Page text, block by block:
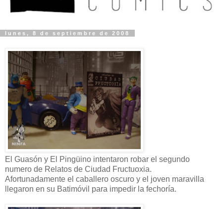
lunes, 8 de septiembre de 2008
El Guasón y El Pingüino intentaron robar el segundo
numero de Relatos de Ciudad Fructuoxia.
Afortunadamente el caballero oscuro y el joven maravilla
llegaron en su Batimóvil para impedir la fechoría.